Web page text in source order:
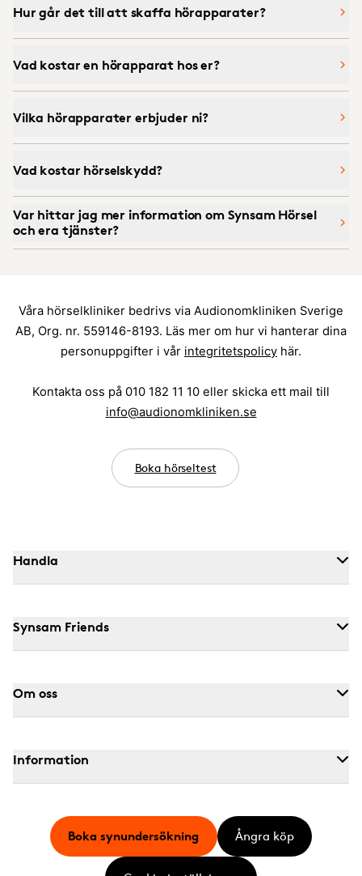
Hur går det till att skaffa hörapparater?
Vad kostar en hörapparat hos er?
Vilka hörapparater erbjuder ni?
Vad kostar hörselskydd?
Var hittar jag mer information om Synsam Hörsel
och era tjänster?
Våra hörselkliniker bedrivs via Audionomkliniken Sverige
AB, Org. nr. 559146-8193. Läs mer om hur vi hanterar dina
personuppgifter i vår integritetspolicy här.
Kontakta oss på 010 182 11 10 eller skicka ett mail till
info@audionomkliniken.se
Boka hörseltest
Handla
Synsam Friends
Om oss
Information
Boka synundersökning Ångra köp